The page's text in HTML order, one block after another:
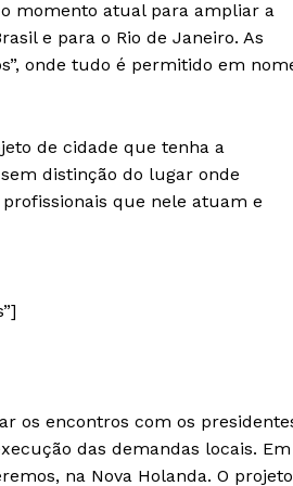
momento atual para ampliar a
e para o Rio de Janeiro. As
onde tudo é permitido em
de cidade que tenha a
distinção do lugar onde
que nele atuam e
os encontros com os
das demandas locais. Em
na Nova Holanda. O projeto